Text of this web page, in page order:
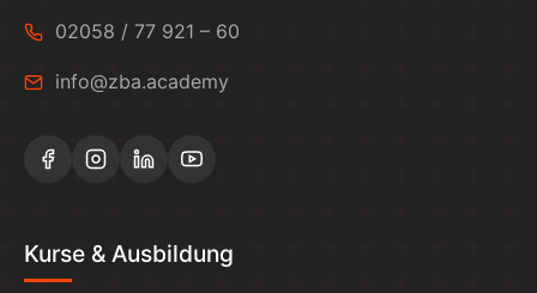
02058 / 77 921 – 60
info@zba.academy
Kurse & Ausbildung